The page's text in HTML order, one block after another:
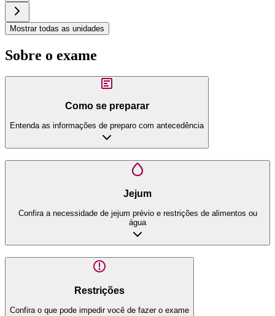
Mostrar todas as unidades
Sobre o exame
Como se preparar
Entenda as informações de preparo com antecedência
Jejum
Confira a necessidade de jejum prévio e restrições de alimentos ou
água
Restrições
Confira o que pode impedir você de fazer o exame